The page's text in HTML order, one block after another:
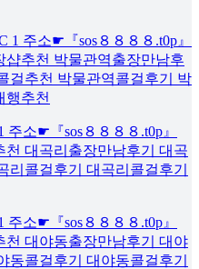
1 주소☛『sos８８８８.t0p』
추천 박물관역출장만남후
걸추천 박물관역콜걸후기 박
행추천
소☛『sos８８８８.t0p』
대곡리출장만남후기 대곡
리콜걸후기 대곡리콜걸후기
소☛『sos８８８８.t0p』
대야동출장만남후기 대야
동콜걸후기 대야동콜걸후기